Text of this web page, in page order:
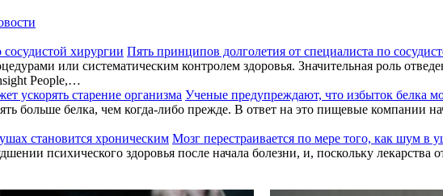
Пять принципов долголетия от специалиста по
или систематическим контролем здоровья. Значительная роль
People,…
Ученые предупреждают, что избыток белка
больше белка, чем когда-либо прежде. В ответ на это пищевые компании
Мозг перестраивается по мере того, как шум в
психического здоровья после начала болезни, и, поскольку лекарства